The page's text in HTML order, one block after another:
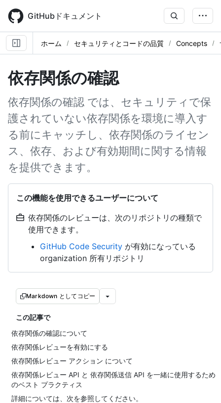
main
content
GitHubドキュメント
ホーム セキュリティとコードの品質 Concepts
依存関係の確認
依存関係の確認 では、セキュリティで保
護されていない依存関係を環境に導入す
る前にキャッチし、依存関係のライセン
ス、依存、および有効期間に関する情報
を提供できます。
この機能を使用できるユーザーについて
依存関係のレビューは、次のリポジトリの種類で
使用できます。
GitHub Code Security が有効になっている
organization 所有リポジトリ
Markdown としてコピー
この記事で
依存関係の確認について
依存関係レビューを有効にする
依存関係レビュー アクション について
依存関係レビュー API と 依存関係送信 API を一緒に使用するため
のベスト プラクティス
詳細については、次を参照してください。